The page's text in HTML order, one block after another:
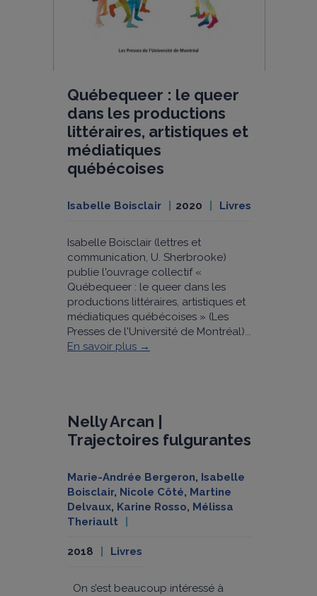
Québequeer : le queer
dans les productions
littéraires, artistiques et
médiatiques
québécoises
Isabelle Boisclair 2020 Livres
Isabelle Boisclair (lettres et
communication, U. Sherbrooke)
publie l'ouvrage collectif «
Québequeer : le queer dans les
productions littéraires, artistiques et
médiatiques québécoises » (Les
Presses de l'Université de Montréal)...
En savoir plus →
Nelly Arcan |
Trajectoires fulgurantes
Marie-Andrée Bergeron, Isabelle
Boisclair, Nicole Côté, Martine
Delvaux, Karine Rosso, Mélissa
Theriault
2018 Livres
On s’est beaucoup intéressé à